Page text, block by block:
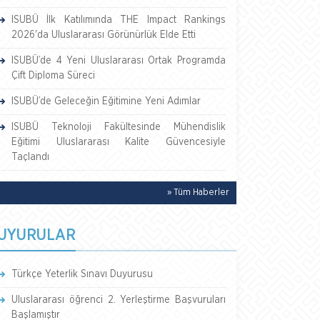
ISUBÜ İlk Katılımında THE Impact Rankings
2026'da Uluslararası Görünürlük Elde Etti
ISUBÜ’de 4 Yeni Uluslararası Ortak Programda
Çift Diploma Süreci
ISUBÜ’de Geleceğin Eğitimine Yeni Adımlar
ISUBÜ Teknoloji Fakültesinde Mühendislik
Eğitimi Uluslararası Kalite Güvencesiyle
Taçlandı
» Tüm Haberler
Türkçe Yeterlik Sınavı Duyurusu
Uluslararası öğrenci 2. Yerleştirme Başvuruları
Başlamıştır